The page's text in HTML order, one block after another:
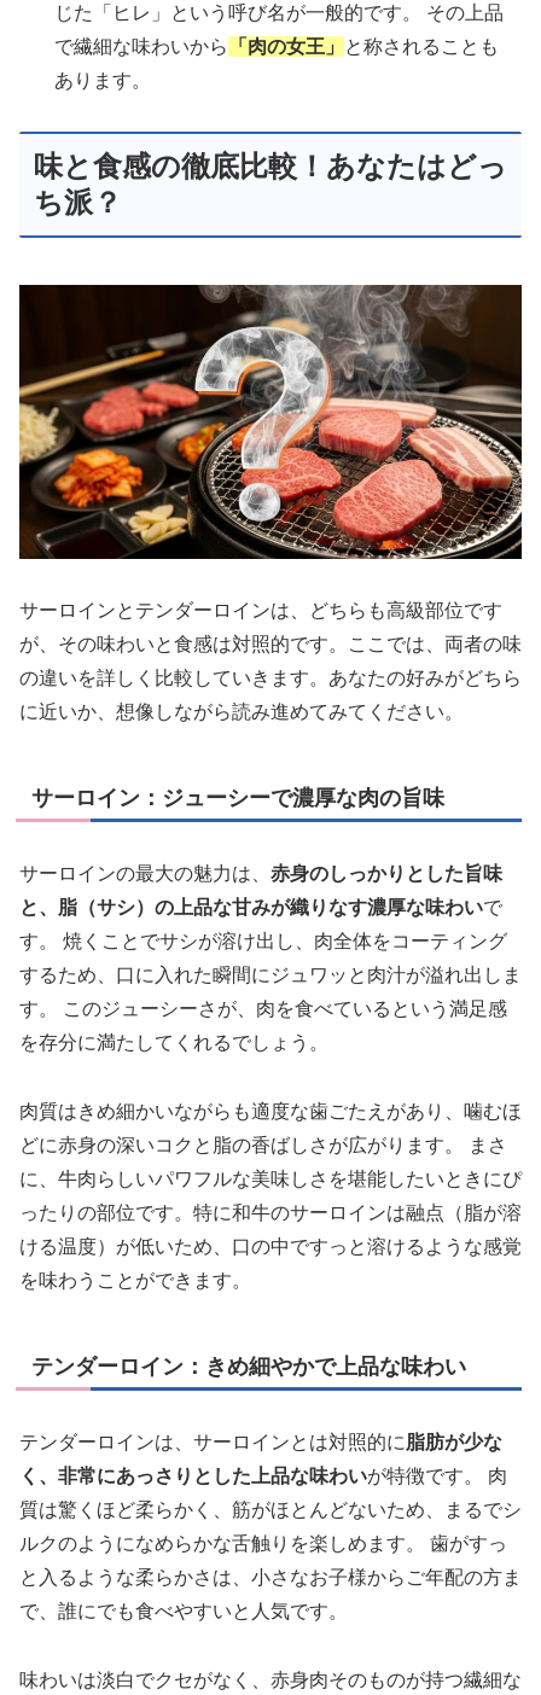
じた「ヒレ」という呼び名が一般的です。 その上品
で繊細な味わいから
「肉の女王」
と称されることも
あります。
味と食感の徹底比較！あなたはどっ
ち派？
サーロインとテンダーロインは、どちらも高級部位です
が、その味わいと食感は対照的です。ここでは、両者の味
の違いを詳しく比較していきます。あなたの好みがどちら
に近いか、想像しながら読み進めてみてください。
サーロイン：ジューシーで濃厚な肉の旨味
サーロインの最大の魅力は、 赤身のしっかりとした旨味
と、脂（サシ）の上品な甘みが織りなす濃厚な味わいで
す。 焼くことでサシが溶け出し、肉全体をコーティング
するため、口に入れた瞬間にジュワッと肉汁が溢れ出しま
す。 このジューシーさが、肉を食べているという満足感
を存分に満たしてくれるでしょう。
肉質はきめ細かいながらも適度な歯ごたえがあり、噛むほ
どに赤身の深いコクと脂の香ばしさが広がります。 まさ
に、牛肉らしいパワフルな美味しさを堪能したいときにぴ
ったりの部位です。特に和牛のサーロインは融点（脂が溶
ける温度）が低いため、口の中ですっと溶けるような感覚
を味わうことができます。
テンダーロイン：きめ細やかで上品な味わい
テンダーロインは、サーロインとは対照的に脂肪が少な
く、非常にあっさりとした上品な味わいが特徴です。 肉
質は驚くほど柔らかく、筋がほとんどないため、まるでシ
ルクのようになめらかな舌触りを楽しめます。 歯がすっ
と入るような柔らかさは、小さなお子様からご年配の方ま
で、誰にでも食べやすいと人気です。
味わいは淡白でクセがなく、赤身肉そのものが持つ繊細な